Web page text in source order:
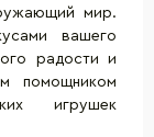
мир.
вашего
радости и
помощником
игрушек